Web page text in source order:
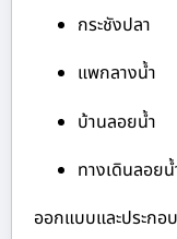
กระชังปลา
แพกลางน้ำ
บ้านลอยน้ำ
ทางเดินลอยน้
ออกแบบและประกอ